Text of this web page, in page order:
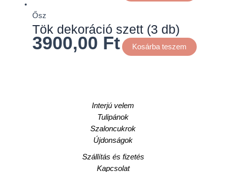
Ősz
Tök dekoráció szett (3 db)
3900,00 Ft Kosárba teszem
Interjú velem
Tulipánok
Szaloncukrok
Újdonságok
Szállítás és fizetés
Kapcsolat